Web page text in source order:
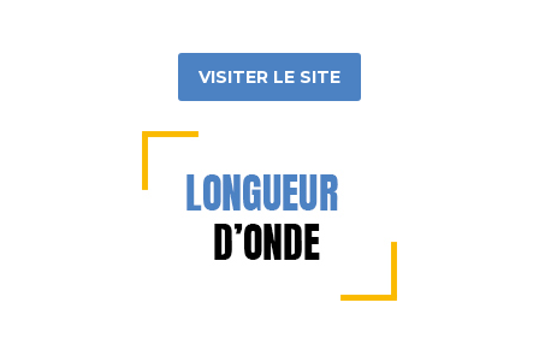
VISITER LE SITE